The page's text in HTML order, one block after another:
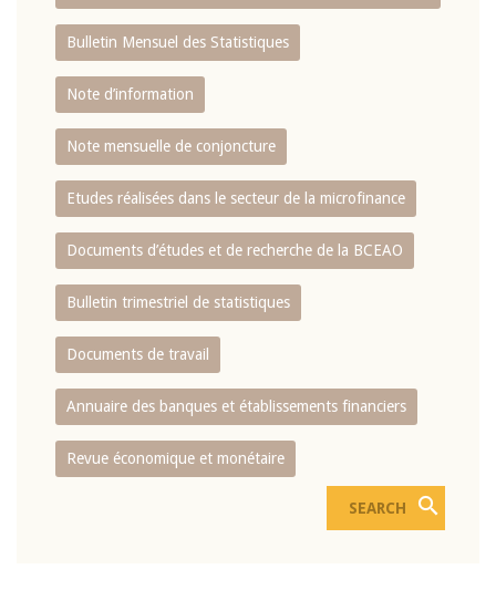
Bulletin Mensuel des Statistiques
Note d’information
Note mensuelle de conjoncture
Etudes réalisées dans le secteur de la microfinance
Documents d’études et de recherche de la BCEAO
Bulletin trimestriel de statistiques
Documents de travail
Annuaire des banques et établissements financiers
Revue économique et monétaire